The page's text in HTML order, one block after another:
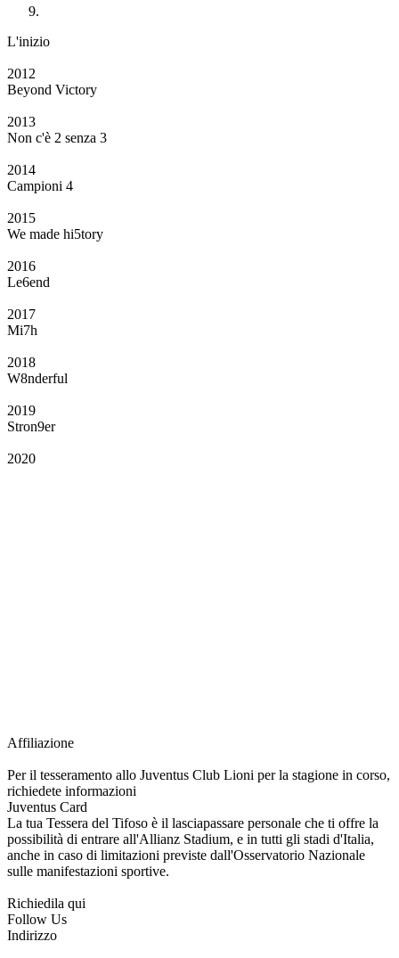
L'inizio
2012
Beyond Victory
2013
Non c'è 2 senza 3
2014
Campioni 4
2015
We made hi5tory
2016
Le6end
2017
Mi7h
2018
W8nderful
2019
Stron9er
2020
Affiliazione
Per il tesseramento allo Juventus Club Lioni per la stagione in corso,
richiedete informazioni
Juventus Card
La tua Tessera del Tifoso è il lasciapassare personale che ti offre la
possibilità di entrare all'Allianz Stadium, e in tutti gli stadi d'Italia,
anche in caso di limitazioni previste dall'Osservatorio Nazionale
sulle manifestazioni sportive.
Richiedila qui
Follow Us
Indirizzo